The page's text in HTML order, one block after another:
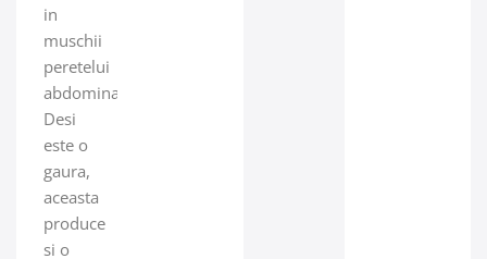
in
muschii
peretelui
abdominal.
Desi
este o
gaura,
aceasta
produce
si o